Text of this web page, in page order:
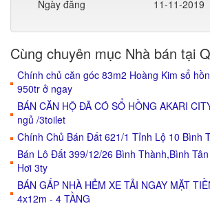
Ngày đăng
11-11-2019
Cùng chuyên mục Nhà bán tại
Chính chủ căn góc 83m2 Hoàng Kim sổ
950tr ở ngay
BÁN CĂN HỘ ĐÃ CÓ SỔ HỒNG AKARI
ngủ /3toilet
Chính Chủ Bán Đất 621/1 Tỉnh Lộ 10 Bình
Bán Lô Đất 399/12/26 Bình Thành,Bình
Hơi 3ty
BÁN GẤP NHÀ HẺM XE TẢI NGAY MẶT
4x12m - 4 TẦNG